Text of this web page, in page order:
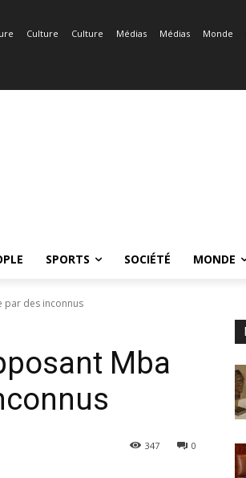
Culture Culture Médias Médias Monde
SPORTS SOCIÉTÉ MONDE
par des inconnus
Mba
0
347